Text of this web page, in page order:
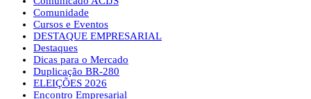
Comunidade
Cursos e Eventos
DESTAQUE EMPRESARIAL
Destaques
Dicas para o Mercado
Duplicação BR-280
ELEIÇÕES 2026
Encontro Empresarial